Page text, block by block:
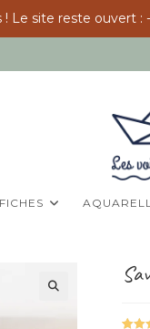
Le site reste ouvert :